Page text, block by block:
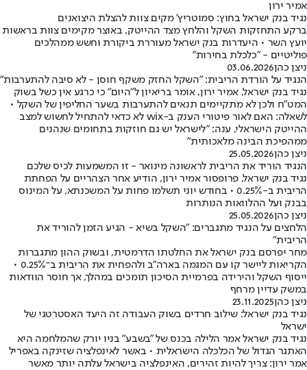
אמיר ירון
נגיד בנק ישראל בחוץ: סמוטריץ' מקים צוות להצלת היצואנים
ברקע התחזקות השקל והלחץ מצד ההייטק, באוצר מקימים צוות בראשות
יועץ השר • היעדרות בנק ישראל מעוררת ביקורת וחשש ממהלכים
פוליטיים - "כלכלת בחירות"
ניצן כהן03.06.2026
הנגיד על הורדת הריבית: "השקל החזק משקף חוסן - לא סיבה להתערבות"
נגיד בנק ישראל, אמיר ירון, אומר בריאיון ל"היום" כי כרגע אין כשל בשוק
המט"ח ולכן לא מתקיימים תנאים להתערבות בשער החליפין של השקל •
לשאלה: האם לאור פיטורי הענק ב-wix לא כדאי להתחיל לחשוש למצב
ההייטק הישראלי, ענה: "לישראל יש גם חוזקות בתחומים שנהנים
ממהפיכת הבינה מלאכותית"
ניצן כהן25.05.2026
הנגיד הוריד את הריבית לראשונה מינואר - זו המשמעות לכיס שלכם
נגיד בנק ישראל, פרופסור אמיר ירון, הודיע אחר הצהריים על הפחתת
הריבית ב-0.25% • בחודש יוני תשלמו פחות על המשכנתא, על המינוס
בבנק ועל ההלוואות הנותרות
ניצן כהן25.05.2026
הלחצים על הנגיד מתגברים: "השקל בשיא - הגיע הזמן להוריד את
הריבית"
מחר יפרסם בנק ישראל את החלטתו הדרמטית, ובשוק ההון מתגברות
הקריאות ליישר קו עם המגמה בארה"ב ולהפחית את הריבית ב־0.25% •
ייסוף השקל והירידה בפרמיית הסיכון תומכים במהלך, אך חוסר הוודאות
במשק עדיין מרחף
ניצן כהן23.11.2025
נגיד בנק ישראל: שילוב חרדים בשוק העבודה זה היעד האסטרטגי של
ישראל
נגיד בנק ישראל אמר הלילה בכנס של "בשבע" בניו יורק שהמלחמה היא
האתגר הגדול של הכלכלה הישראלית • באשר לאינפלציה שזינקה באפריל
אמר ירון: צריך להיות זהירים, האינפלציה בישראל עלתה יותר מאשר